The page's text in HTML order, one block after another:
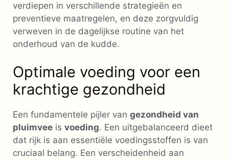
verdiepen in verschillende strategieën en
preventieve maatregelen, en deze zorgvuldig
verweven in de dagelijkse routine van het
onderhoud van de kudde.
Optimale voeding voor een
krachtige gezondheid
Een fundamentele pijler van gezondheid van
pluimvee is voeding. Een uitgebalanceerd dieet
dat rijk is aan essentiële voedingsstoffen is van
cruciaal belang. Een verscheidenheid aan